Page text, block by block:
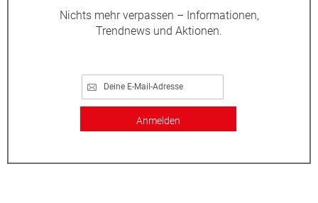
Nichts mehr verpassen – Informationen,
Trendnews und Aktionen.
Anmelden